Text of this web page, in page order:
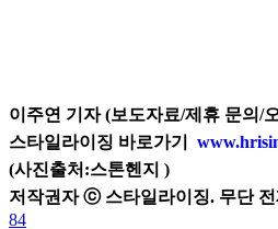
이주연 기자 (보도자료/제휴 문의/
스타일라이징 바로가기
(사진출처:스톤헨지 )
저작권자 ⓒ 스타일라이징. 무단 전
84